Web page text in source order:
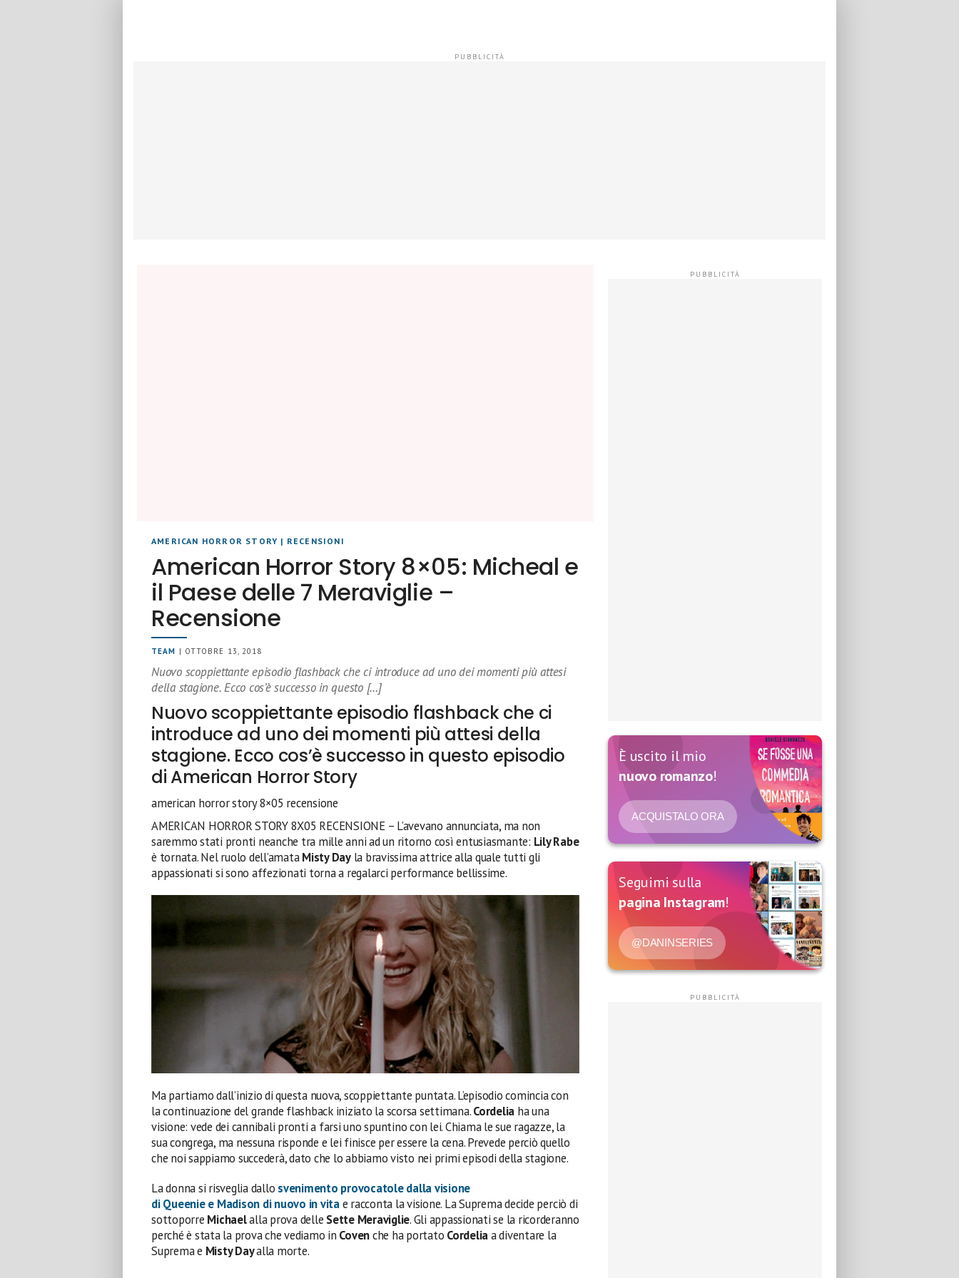
AMERICAN HORROR STORY | RECENSIONI
American Horror Story 8×05: Micheal e
il Paese delle 7 Meraviglie –
Recensione
TEAM | OTTOBRE 13, 2018
Nuovo scoppiettante episodio flashback che ci introduce ad uno dei momenti più attesi
della stagione. Ecco cos’è successo in questo […]
Nuovo scoppiettante episodio flashback che ci
introduce ad uno dei momenti più attesi della
stagione. Ecco cos’è successo in questo episodio
di American Horror Story
american horror story 8×05 recensione
AMERICAN HORROR STORY 8X05 RECENSIONE – L’avevano annunciata, ma non
saremmo stati pronti neanche tra mille anni ad un ritorno così entusiasmante: Lily Rabe
è tornata. Nel ruolo dell’amataMisty Dayla bravissima attrice alla quale tutti gli
appassionati si sono affezionati torna a regalarci performance bellissime.
Ma partiamo dall’inizio di questa nuova, scoppiettante puntata. L’episodio comincia con
la continuazione del grande flashback iniziato la scorsa settimana.Cordelia ha una
visione: vede dei cannibali pronti a farsi uno spuntino con lei. Chiama le sue ragazze, la
sua congrega, ma nessuna risponde e lei finisce per essere la cena. Prevede perciò quello
che noi sappiamo succederà, dato che lo abbiamo visto nei primi episodi della stagione.
La donna si risveglia dallo svenimento provocatole dalla visione
diQueeniee Madison di nuovo in vitae racconta la visione. La Suprema decide perciò di
sottoporre Michaelalla prova delle Sette Meraviglie. Gli appassionati se la ricorderanno
perché è stata la prova che vediamo in Covenche ha portato Cordeliaa diventare la
Suprema e Misty Dayalla morte.
È uscito il mio
nuovo romanzo!
ACQUISTALO ORA
Seguimi sulla
pagina Instagram!
@DANINSERIES